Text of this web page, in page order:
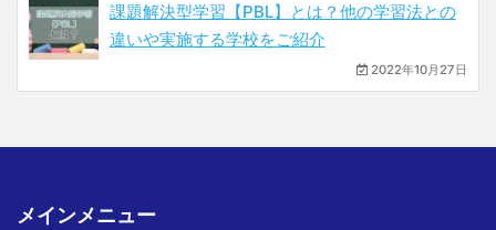
課題解決型学習【PBL】とは？他の学習法との
違いや実施する学校をご紹介
2022年10月27日
メインメニュー